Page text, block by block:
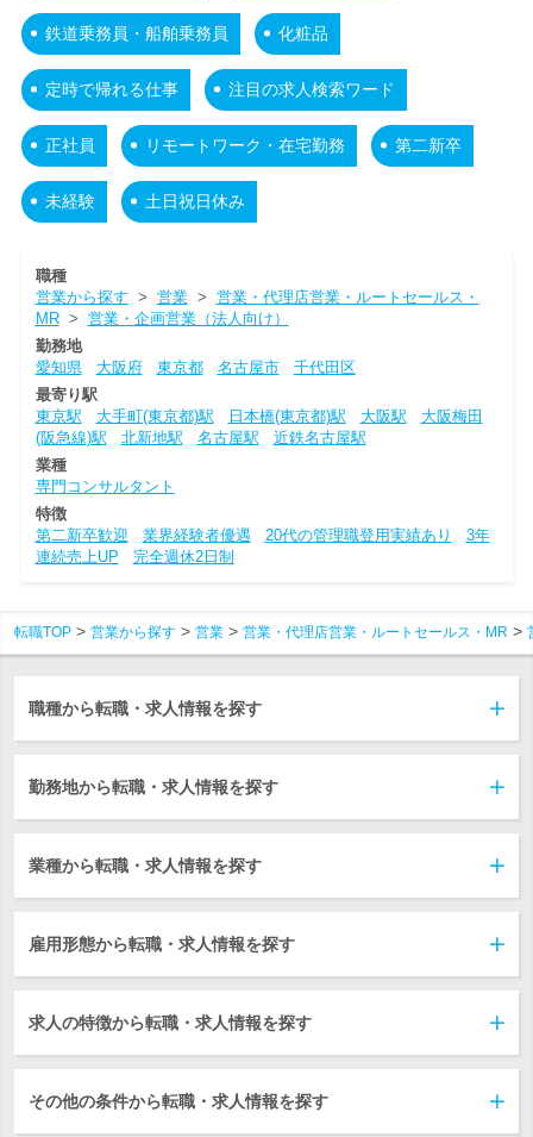
鉄道乗務員・船舶乗務員 化粧品
定時で帰れる仕事 注目の求人検索ワード
正社員 リモートワーク・在宅勤務 第二新卒
未経験 土日祝日休み
職種
営業から探す > 営業> 営業・代理店営業・ルートセールス・
MR> 営業・企画営業（法人向け）
勤務地
愛知県
大阪府 東京都 名古屋市
千代田区
最寄り駅
東京駅
大手町(東京都)駅 日本橋(東京都)駅 大阪駅
大阪梅田
(阪急線)駅
北新地駅 名古屋駅
近鉄名古屋駅
業種
専門コンサルタント
特徴
第二新卒歓迎
業界経験者優遇 20代の管理職登用実績あり
3年
連続売上UP
完全週休2日制
転職TOP 営業から探す 営業 営業・代理店営業・ルートセールス・MR
職種から転職・求人情報を探す
勤務地から転職・求人情報を探す
業種から転職・求人情報を探す
雇用形態から転職・求人情報を探す
求人の特徴から転職・求人情報を探す
その他の条件から転職・求人情報を探す